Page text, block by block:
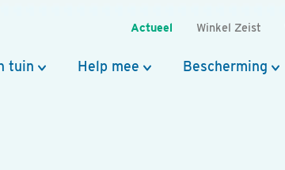
Actueel Winkel Zeist
tuin Help mee Bescherming